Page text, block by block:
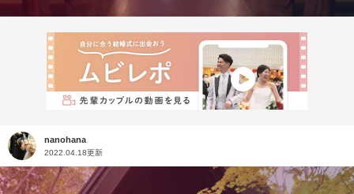
nanohana
2022.04.18更新